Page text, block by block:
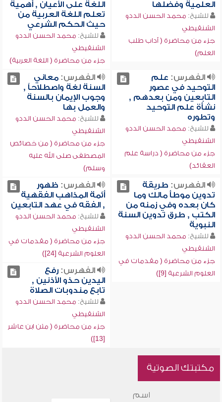
العلمية وفضلها
للشيخ: محمد الحسن الددو
الشنقيطي
جزء من محاضرة ( آداب طلب
العلم)
اللغة على الأعيان , أهمية
تعلم اللغة العربية من
حيث الحكم الشرعي
للشيخ: محمد الحسن الددو
الشنقيطي
جزء من محاضرة ( اللغة العربية)
الفهرس: علم
التوحيد في عصور
التابعين ومن بعدهم ,
نشأة علم التوحيد
وتطوره
للشيخ: محمد الحسن الددو
الشنقيطي
جزء من محاضرة ( دراسة علم
العقائد)
الفهرس:معاني
السنة لغة واصطلاحاً ,
وجوب الإيمان بالسنة
والعمل بها
للشيخ: محمد الحسن الددو
الشنقيطي
جزء من محاضرة ( من خصائص
المصطفى صلى الله عليه
وسلم)
الفهرس: طريقة
تدوين موطأ مالك وما
كان بعده وفي زمنه من
الكتب , طرق تدوين السنة
النبوية
للشيخ: محمد الحسن الددو
الشنقيطي
جزء من محاضرة ( مقدمات في
العلوم الشرعية [9])
الفهرس: ظهور
أئمة المذاهب الفقهية
, الفقه في عهد التابعين
للشيخ: محمد الحسن الددو
الشنقيطي
جزء من محاضرة ( مقدمات في
العلوم الشرعية [24])
الفهرس:رفع
اليدين حذو الأذنين ,
تابع مندوبات الصلاة
للشيخ: محمد الحسن الددو
الشنقيطي
جزء من محاضرة ( متن ابن عاشر
[13])
مكتبتك الصوتية
اسم